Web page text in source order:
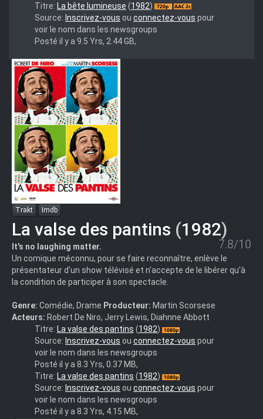
lumineuse
(1982)
Titre: La bête lumineuse (1982)
Source: Inscrivez-vous ou connectez-vous pour
voir le nom dans les newsgroups
Posté il y a 9.5 Yrs, 2.44 GB,
Trakt Imdb
La valse des pantins (1982)
7.8/10
It's no laughing matter.
Un comique méconnu, pour se faire reconnaître, enlève le
présentateur d'un show télévisé et n'accepte de le libérer qu'à
la condition de participer à son spectacle.
Genre: Comédie, Drame Producteur: Martin Scorsese
Acteurs: Robert De Niro, Jerry Lewis, Diahnne Abbott
Valse
Pantins
Titre: La valse des pantins (1982)
Source: Inscrivez-vous ou connectez-vous pour
voir le nom dans les newsgroups
Posté il y a 8.3 Yrs, 0.37 MB,
Valse
Pantins
Titre: La valse des pantins (1982)
Source: Inscrivez-vous ou connectez-vous pour
voir le nom dans les newsgroups
Posté il y a 8.3 Yrs, 4.15 MB,